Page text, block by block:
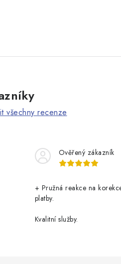
všechny recenze
Ověřený zákazník
+ Pružná reakce na
platby.
Kvalitní služby.